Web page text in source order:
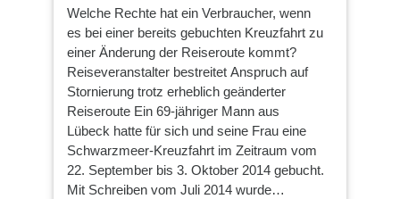
Welche Rechte hat ein Verbraucher, wenn
es bei einer bereits gebuchten Kreuzfahrt zu
einer Änderung der Reiseroute kommt?
Reiseveranstalter bestreitet Anspruch auf
Stornierung trotz erheblich geänderter
Reiseroute Ein 69-jähriger Mann aus
Lübeck hatte für sich und seine Frau eine
Schwarzmeer-Kreuzfahrt im Zeitraum vom
22. September bis 3. Oktober 2014 gebucht.
Mit Schreiben vom Juli 2014 wurde…